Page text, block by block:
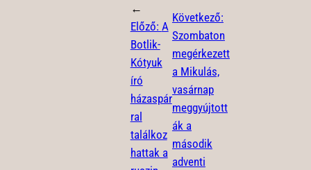
←
Előző: A
Botlik-
Kótyuk
író
házaspár
ral
találkoz
hattak a
Következő:
Szombaton
megérkezett
a Mikulás,
vasárnap
meggyújtott
ák a
második
adventi